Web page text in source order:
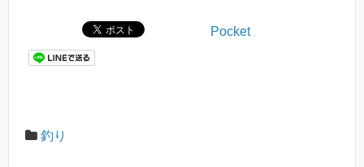
Pocket
釣り